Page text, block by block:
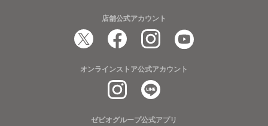
店舗公式アカウント
オンラインストア公式アカウント
ゼビオグループ公式アプリ